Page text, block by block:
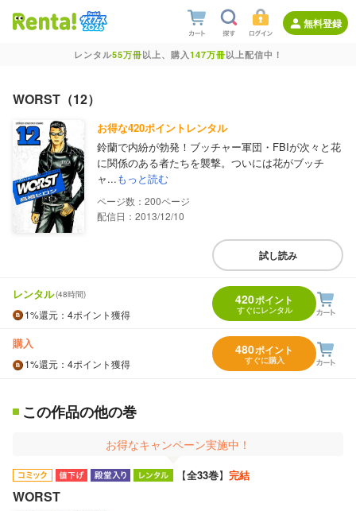
無料登録
レンタル55万冊以上、購入147万冊以上配信中！
WORST（12）
お得な420ポイントレンタル
鈴蘭で内紛が勃発！ブッチャー軍団・FBIが次々と花
に関係のある者たちを襲撃。ついには花がブッチ
ャ...もっと読む
200
配信日：2013/12/10
試し読み
レンタル(48時間)
1%還元 ：4ポイント獲得
420ポイント
すぐにレンタル
購入
1%還元 ：4ポイント獲得
480ポイント
すぐに購入
この作品の他の巻
お得なキャンペーン実施中！
【全33巻】 完結
WORST